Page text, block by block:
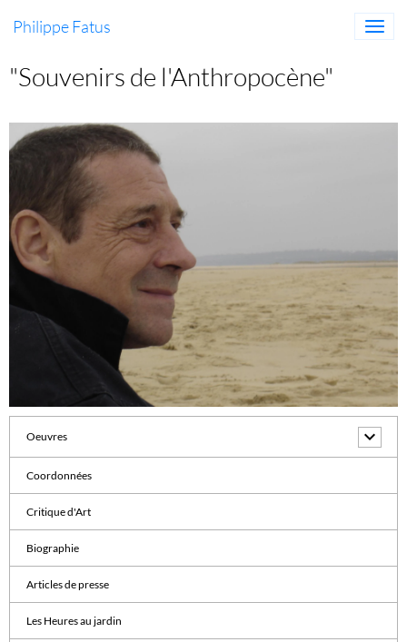
Philippe Fatus
"Souvenirs de l'Anthropocène"
Oeuvres
Coordonnées
Critique d'Art
Biographie
Articles de presse
Les Heures au jardin